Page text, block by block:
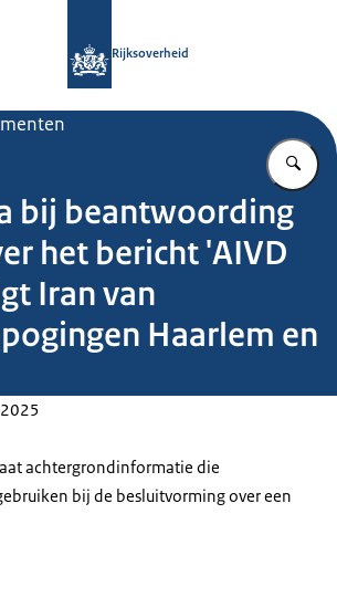
Rijksoverheid
bij beantwoording
het bericht 'AIVD
Iran van
Haarlem en
achtergrondinformatie die
bij de besluitvorming over een